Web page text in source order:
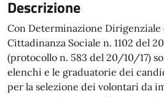
Descrizione
Con Determinazione Dirigenziale
Cittadinanza Sociale n. 1102 del
(protocollo n. 583 del 20/10/17)
elenchi e le graduatorie dei
per la selezione dei volontari da